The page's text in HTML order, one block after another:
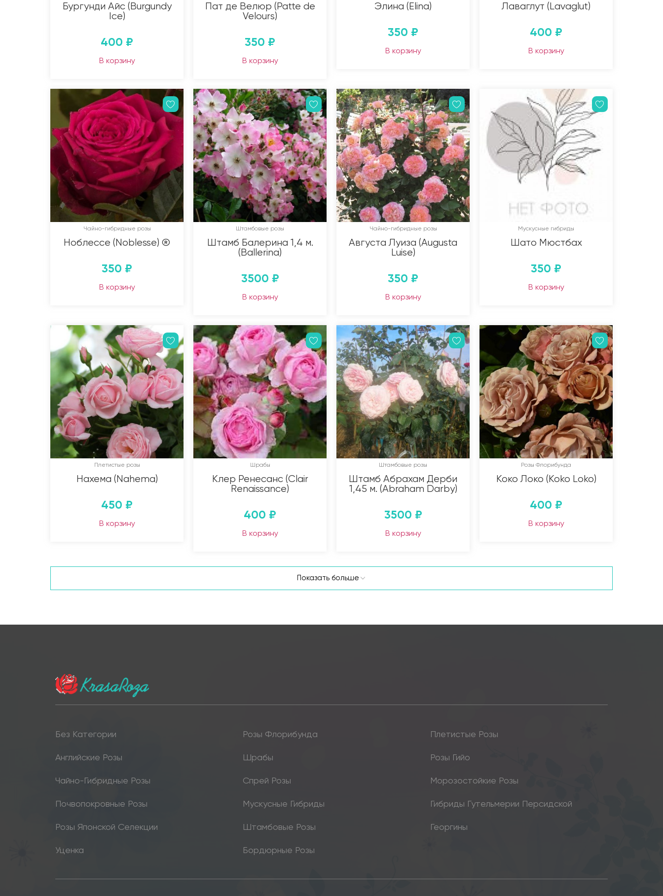
Бургунди Айс (Burgundy
Ice)
400 ₽
В корзину
Пат де Велюр (Patte de
Velours)
350 ₽
В корзину
Элина (Elina)
350 ₽
В корзину
Лаваглут (Lavaglut)
400 ₽
В корзину
Чайно-гибридные розы
Ноблессе (Noblesse) ®
350 ₽
В корзину
Штамбовые розы
Штамб Балерина 1,4 м.
(Ballerina)
3500 ₽
В корзину
Чайно-гибридные розы
Августа Луиза (Augusta
Luise)
350 ₽
В корзину
Мускусные гибриды
Шато Мюстбах
350 ₽
В корзину
Плетистые розы
Нахема (Nahema)
450 ₽
В корзину
Шрабы
Клер Ренесанс (Clair
Renaissance)
400 ₽
В корзину
Штамбовые розы
Штамб Абрахам Дерби
1,45 м. (Abraham Darby)
3500 ₽
В корзину
Розы Флорибунда
Коко Локо (Koko Loko)
400 ₽
В корзину
Показать больше
Без Категории Розы Флорибунда Плетистые Розы
Английские Розы Шрабы Розы Гийо
Чайно-Гибридные Розы Спрей Розы Морозостойкие Розы
Почвопокровные Розы Мускусные Гибриды Гибриды Гутельмерии Персидской
Розы Японской Селекции Штамбовые Розы Георгины
Уценка Бордюрные Розы